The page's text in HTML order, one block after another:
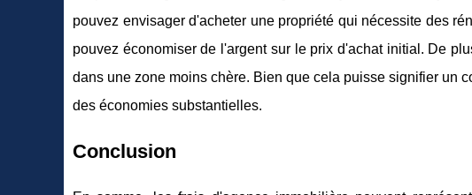
pouvez envisager d'acheter une propriété qui nécessite des
pouvez économiser de l'argent sur le prix d'achat initial. De
dans une zone moins chère. Bien que cela puisse signifier un
des économies substantielles.
Conclusion